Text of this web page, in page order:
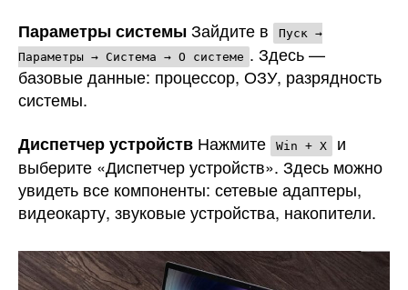
Параметры системыЗайдите в
Пуск →
Параметры → Система → О системе . Здесь —
базовые данные: процессор, ОЗУ, разрядность
системы.
Диспетчер устройств Нажмите Win + X
и
выберите «Диспетчер устройств». Здесь можно
увидеть все компоненты: сетевые адаптеры,
видеокарту, звуковые устройства, накопители.